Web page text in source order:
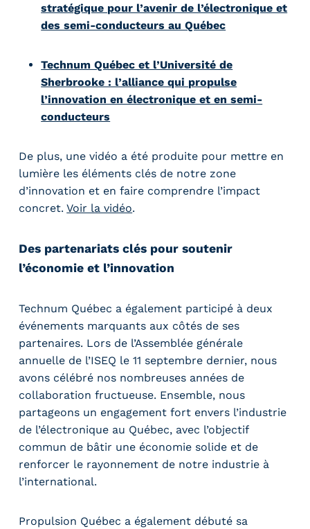
stratégique pour l’avenir de l’électronique et
des semi-conducteurs au Québec
Technum Québec et l’Université de
Sherbrooke : l’alliance qui propulse
l’innovation en électronique et en semi-
conducteurs
De plus, une vidéo a été produite pour mettre en
lumière les éléments clés de notre zone
d’innovation et en faire comprendre l’impact
concret.Voir la vidéo.
Des partenariats clés pour soutenir
l’économie et l’innovation
Technum Québec a également participé à deux
événements marquants aux côtés de ses
partenaires. Lors de l’Assemblée générale
annuelle de l’ISEQ le 11 septembre dernier, nous
avons célébré nos nombreuses années de
collaboration fructueuse. Ensemble, nous
partageons un engagement fort envers l’industrie
de l’électronique au Québec, avec l’objectif
commun de bâtir une économie solide et de
renforcer le rayonnement de notre industrie à
l’international.
Propulsion Québec a également débuté sa